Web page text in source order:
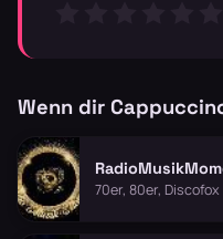
Wenn dir
70er, 80er, Discofox